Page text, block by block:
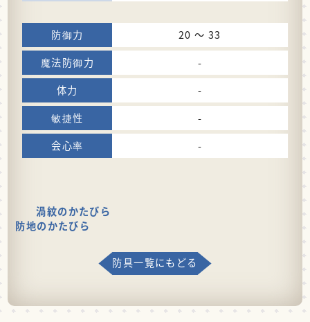
20 〜 33
-
-
-
-
渦紋のかたびら
防地のかたびら
防具一覧にもどる